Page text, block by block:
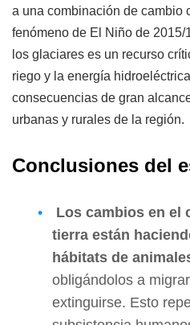
a una combinación de cambio
fenómeno de El Niño de
los glaciares es un recurso
riego y la energía
consecuencias de gran
urbanas y rurales de la región.
Conclusiones del
Los cambios en el
tierra están
hábitats de
obligándolos a
extinguirse. Esto